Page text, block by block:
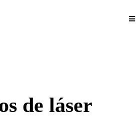
de láser